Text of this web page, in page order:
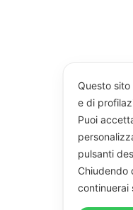
Questo
e di
Puoi
pulsanti
Chiudendo
continuerai